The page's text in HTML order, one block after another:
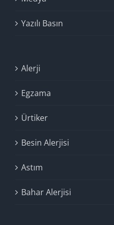
Yazılı Basın
Alerji
Egzama
Ürtiker
Besin Alerjisi
Astım
Bahar Alerjisi